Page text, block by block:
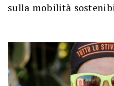
sulla mobilità